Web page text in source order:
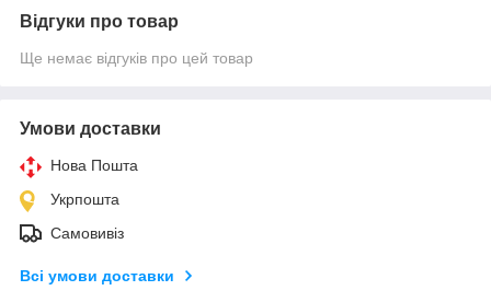
Відгуки про товар
Ще немає відгуків про цей товар
Умови доставки
Нова Пошта
Укрпошта
Самовивіз
Всі умови доставки